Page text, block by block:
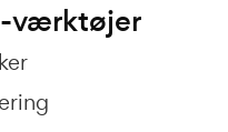
værktøjer